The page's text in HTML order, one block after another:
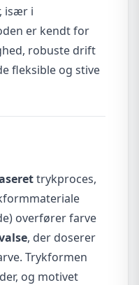
især i
er kendt for
robuste drift
fleksible og stive
trykproces,
overfører farve
, der doserer
Trykformen
og motivet